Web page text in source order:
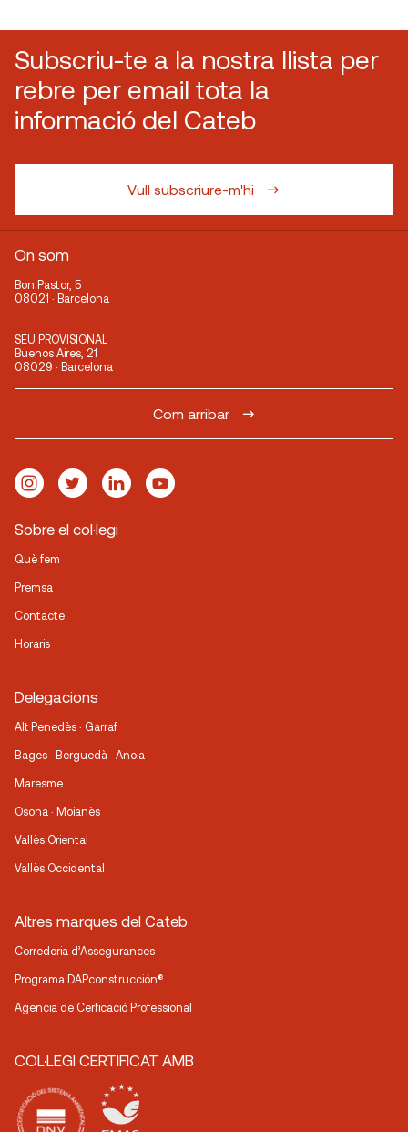
Subscriu-te a la nostra llista per
rebre per email tota la
informació del Cateb
Vull subscriure-m'hi
On som
Bon Pastor, 5
08021 · Barcelona
SEU PROVISIONAL
Buenos Aires, 21
08029 · Barcelona
Com arribar
Sobre el col·legi
Què fem
Premsa
Contacte
Horaris
Delegacions
Alt Penedès · Garraf
Bages · Berguedà · Anoia
Maresme
Osona · Moianès
Vallès Oriental
Vallès Occidental
Altres marques del Cateb
Corredoria d’Assegurances
Programa DAPconstrucción®
Agencia de Cerficació Professional
COL·LEGI CERTIFICAT AMB